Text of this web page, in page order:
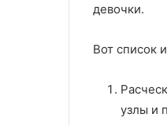
девочки.
Вот список
узлы и